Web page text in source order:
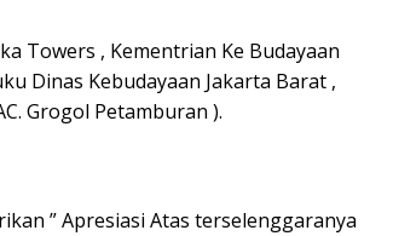
Towers , Kementrian Ke Budayaan
Dinas Kebudayaan Jakarta Barat ,
Grogol Petamburan ).
” Apresiasi Atas terselenggaranya